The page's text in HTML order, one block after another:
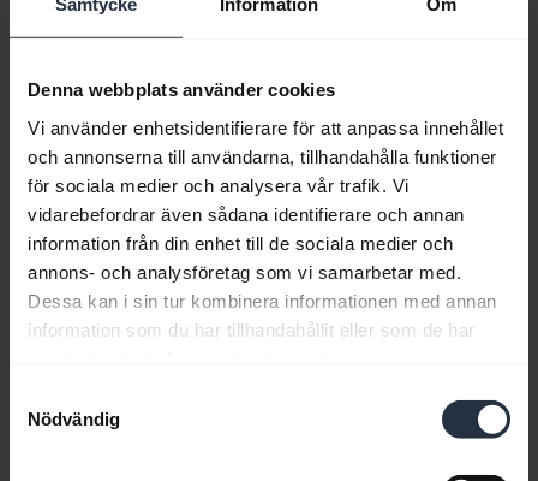
Denna webbplats använder cookies
Vi använder enhetsidentifierare för att anpassa innehållet
och annonserna till användarna, tillhandahålla funktioner
för sociala medier och analysera vår trafik. Vi
vidarebefordrar även sådana identifierare och annan
information från din enhet till de sociala medier och
annons- och analysföretag som vi samarbetar med.
Dessa kan i sin tur kombinera informationen med annan
information som du har tillhandahållit eller som de har
Nödvändig
Videor
inte använder, och ändra dig när du vill, med den